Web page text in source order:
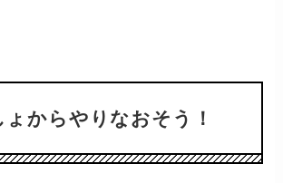
からやりなおそう！